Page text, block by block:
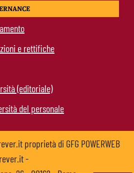
e rettifiche
(editoriale)
del personale
proprietà di GFG POWERWEB
-